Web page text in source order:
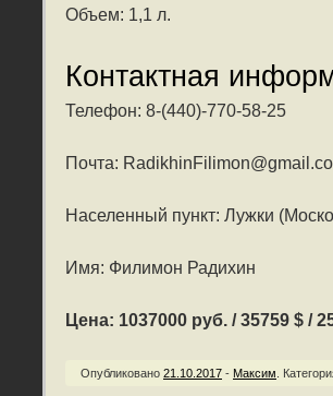
Объем: 1,1 л.
Контактная
Телефон: 8-(440)-770-58-25
Почта:
Населенный пункт: Лужки
Имя: Филимон Радихин
Цена: 1037000 руб. / 35759 $ /
Опубликовано 21.10.2017 - Максим